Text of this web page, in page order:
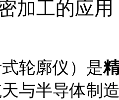
加工的应
轮廓仪）是
与半导体制